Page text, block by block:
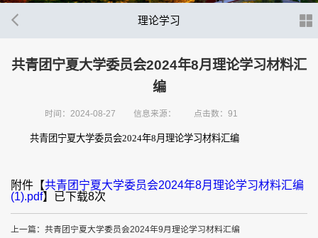
理论学习
共青团宁夏大学委员会2024年8月理论学习材料汇
编
时间：2024-08-27 信息来源： 点击数： 91
共青团宁夏大学委员会2024年8月理论学习材料汇编
附件【共青团宁夏大学委员会2024年8月理论学习材料汇编
(1).pdf】已下载8次
上一篇： 共青团宁夏大学委员会2024年9月理论学习材料汇编